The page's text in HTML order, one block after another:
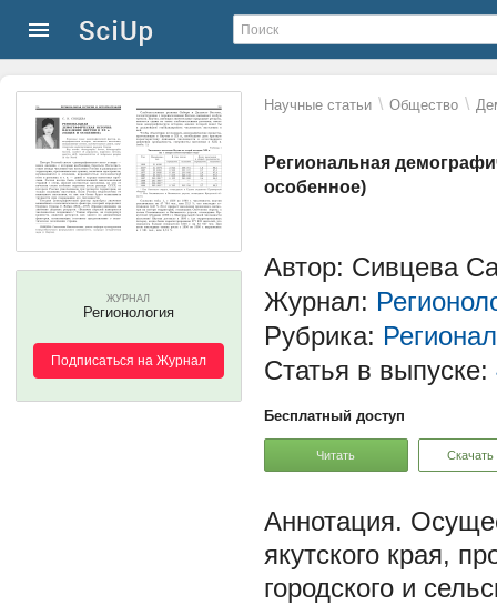
Научные статьи \ Общество \
Региональная
особенное)
ЖУРНАЛ
Регионология
Подписаться на Журнал
Автор: Сивцева
Журнал:
Рубрика:
Статья в выпуске:
Бесплатный доступ
Читать Скачать
якутского края,
городского и